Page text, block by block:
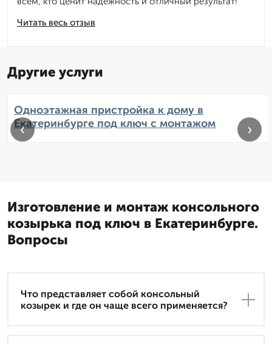
Читать весь отзыв
Другие услуги
Одноэтажная пристройка к дому в
Екатеринбурге под ключ с монтажом
‹ ›
Изготовление и монтаж консольного
козырька под ключ в Екатеринбурге.
Вопросы
Что представляет собой консольный
козырек и где он чаще всего применяется?